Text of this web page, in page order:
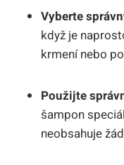
Vyberte
když je
krmení nebo
Použijte
šampon
neobsahuje